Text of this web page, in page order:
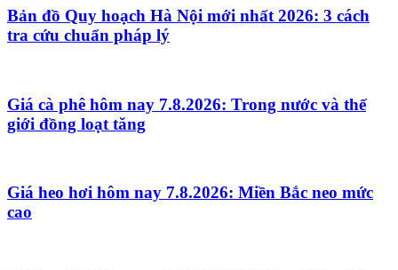
Bản đồ Quy hoạch Hà Nội mới nhất 2026: 3 cách
tra cứu chuẩn pháp lý
Giá cà phê hôm nay 7.8.2026: Trong nước và thế
giới đồng loạt tăng
Giá heo hơi hôm nay 7.8.2026: Miền Bắc neo mức
cao